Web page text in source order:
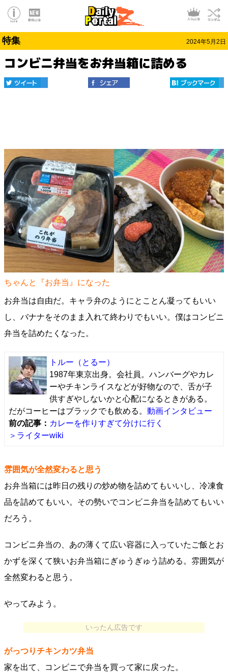
特集 2024年5月2日
コンビニ弁当をお弁当箱に詰める
ちゃんと『お弁当』になった
お弁当は自由だ。キャラ弁のようにとことん凝ってもいい
し、バナナをそのまま入れて終わりでもいい。僕はコンビニ
弁当を詰めたくなった。
トルー （とるー）
1987年東京出身。会社員。ハンバーグやカレ
ーやチキンライスなどが好物なので、舌が子
供すぎやしないかと心配になるときがある。
だがコーヒーはブラックでも飲める。 動画インタビュー
前の記事： カレーを作りすぎて分けに行く
＞ライターwiki
雰囲気が全然変わると思う
お弁当箱には昨日の残りの炒め物を詰めてもいいし、冷凍食
品を詰めてもいい。その勢いでコンビニ弁当を詰めてもいい
だろう。
コンビニ弁当の、あの薄くて広い容器に入っていたご飯とお
かずを深くて狭いお弁当箱にぎゅうぎゅう詰める。雰囲気が
全然変わると思う。
やってみよう。
いったん広告です
がっつりチキンカツ弁当
家を出て、コンビニで弁当を買って家に戻った。